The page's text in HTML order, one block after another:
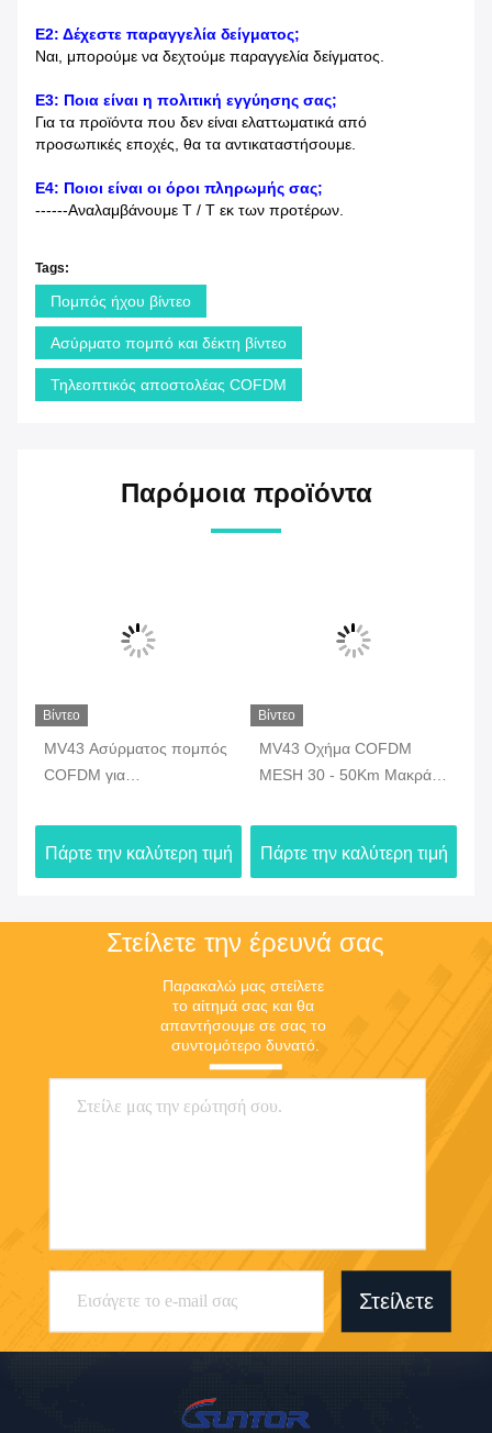
Ε2: Δέχεστε παραγγελία δείγματος;
Ναι, μπορούμε να δεχτούμε παραγγελία δείγματος.
Ε3: Ποια είναι η πολιτική εγγύησης σας;
Για τα προϊόντα που δεν είναι ελαττωματικά από
προσωπικές εποχές, θα τα αντικαταστήσουμε.
Ε4: Ποιοι είναι οι όροι πληρωμής σας;
------Αναλαμβάνουμε T / T εκ των προτέρων.
Tags:
Πομπός ήχου βίντεο
Ασύρματο πομπό και δέκτη βίντεο
Τηλεοπτικός αποστολέας COFDM
Παρόμοια προϊόντα
Βίντεο
MV43 Ασύρματος πομπός
COFDM για
δίκτυο τοποθετημένο σε
όχημα
Πάρτε την καλύτερη τιμή
Βίντεο
MV43 Οχήμα COFDM
MESH 30 - 50Km Μακρά
Hoc Network Ασύρματο
ραδιοφώνημα ευρυζωνικό
Πάρτε την καλύτερη τιμή
Στείλετε την έρευνά σας
Παρακαλώ μας στείλετε
το αίτημά σας και θα
απαντήσουμε σε σας το
συντομότερο δυνατό.
Στείλετε